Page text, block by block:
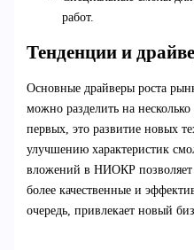
работ.
Тенденции и
Основные драйверы роста
можно разделить на
первых, это развитие новых
улучшению характеристик
вложений в НИОКР позволяет
более качественные и
очередь, привлекает новый